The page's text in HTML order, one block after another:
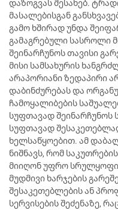
დაზოგვას შესახებ.
მასალებისგან
გამო ხშირად უნდა
გამაგრებული სასროლი
შეინარჩუნოს თავისი
მისი სამსახურის
არაპორიანი ზედაპირი
დაბინძურებას და
ჩამოყალიბების
სუფთავად
სუფთავად
ხელსაწყოებით. ამ
ნიშნავს, რომ
მიიღონ უფრო
მუდმივი ხარჯების
შესაკეთებლების ან
სერვისების შეძენაზე,